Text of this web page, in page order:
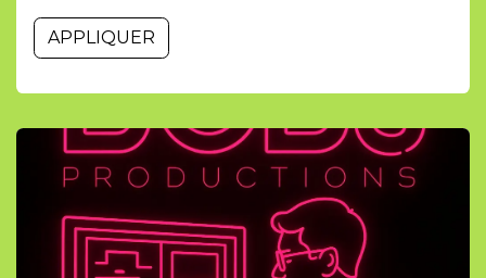
APPLIQUER